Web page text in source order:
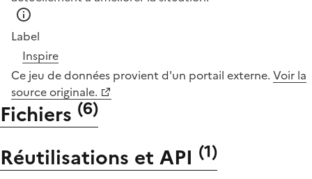
Label
Inspire
Ce jeu de données provient d'un portail externe. Voir la
source originale.
Fichiers (6)
Réutilisations et API (1)